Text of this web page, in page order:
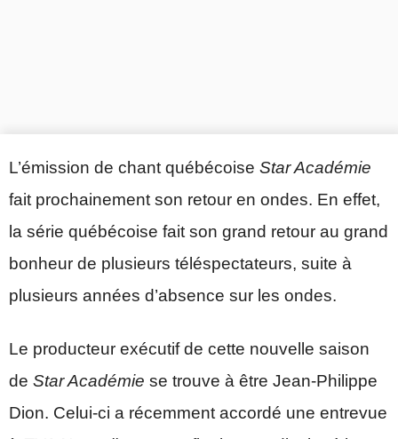
L’émission de chant québécoise Star Académie
fait prochainement son retour en ondes. En effet,
la série québécoise fait son grand retour au grand
bonheur de plusieurs téléspectateurs, suite à
plusieurs années d’absence sur les ondes.
Le producteur exécutif de cette nouvelle saison
de Star Académie se trouve à être Jean-Philippe
Dion. Celui-ci a récemment accordé une entrevue